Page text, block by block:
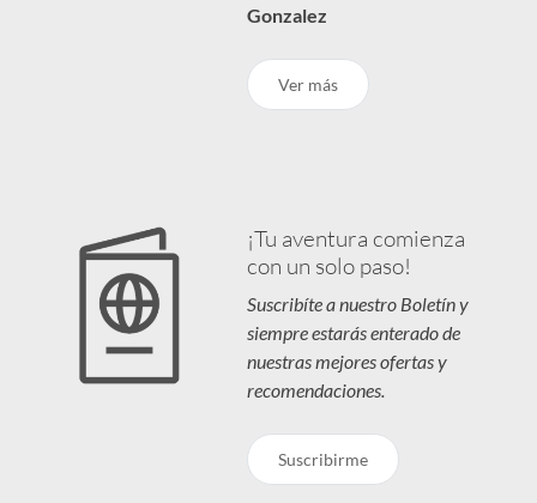
Gonzalez
Ver más
¡Tu aventura comienza
con un solo paso!
Suscribíte a nuestro Boletín y
siempre estarás enterado de
nuestras mejores ofertas y
recomendaciones.
Suscribirme